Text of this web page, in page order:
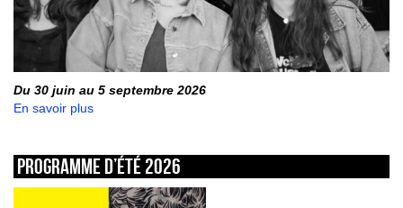
Du 30 juin au 5 septembre 2026
En savoir plus
Programme d’été 2026